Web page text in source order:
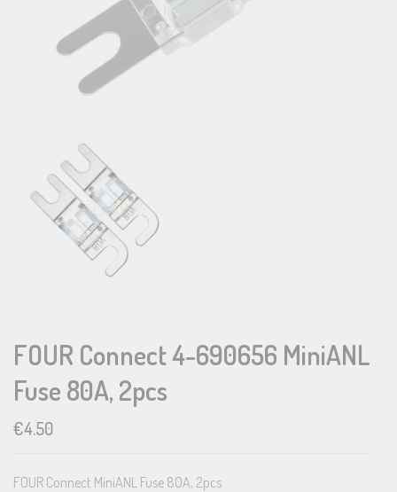
FOUR Connect 4-690656 MiniANL
Fuse 80A, 2pcs
€4.50
FOUR Connect MiniANL Fuse 80A, 2pcs